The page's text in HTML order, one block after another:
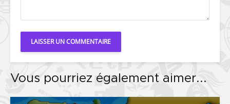
Vous pourriez également aimer...